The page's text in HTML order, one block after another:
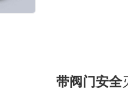
带阀门安全